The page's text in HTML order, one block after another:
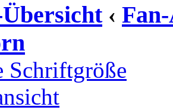
‹
Schriftgröße